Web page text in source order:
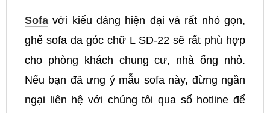
Sofa với kiểu dáng hiện đại và rất nhỏ gọn,
ghế sofa da góc chữ L SD-22 sẽ rất phù hợp
cho phòng khách chung cư, nhà ống nhỏ.
Nếu bạn đã ưng ý mẫu sofa này, đừng ngần
ngại liên hệ với chúng tôi qua số hotline để